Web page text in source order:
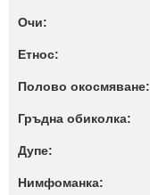
Очи:
Етнос:
Полово окосмяване:
Гръдна обиколка:
Дупе:
Нимфоманка: